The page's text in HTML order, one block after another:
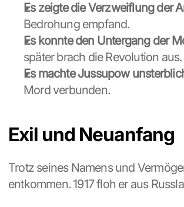
Es zeigte die Verzweiflung der
Bedrohung empfand.
Es konnte den Untergang der
später brach die Revolution aus.
Es machte Jussupow
Mord verbunden.
Exil und Neuanfang
Trotz seines Namens und
entkommen. 1917 floh er aus
s
.
D
a
t
w
i
b
e
r
n